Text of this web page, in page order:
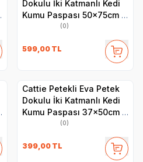
Dokulu İki Katmanlı Kedi
Kumu Paspası 50x75cm -
(0)
599,00 TL
Cattie Petekli Eva Petek
Dokulu İki Katmanlı Kedi
Kumu Paspası 37x50cm -
(0)
399,00 TL